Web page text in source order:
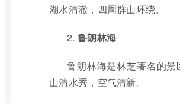
湖水清澈，四周群山环绕。
2. 鲁朗林海
鲁朗林海是林芝著名的景
山清水秀，空气清新。